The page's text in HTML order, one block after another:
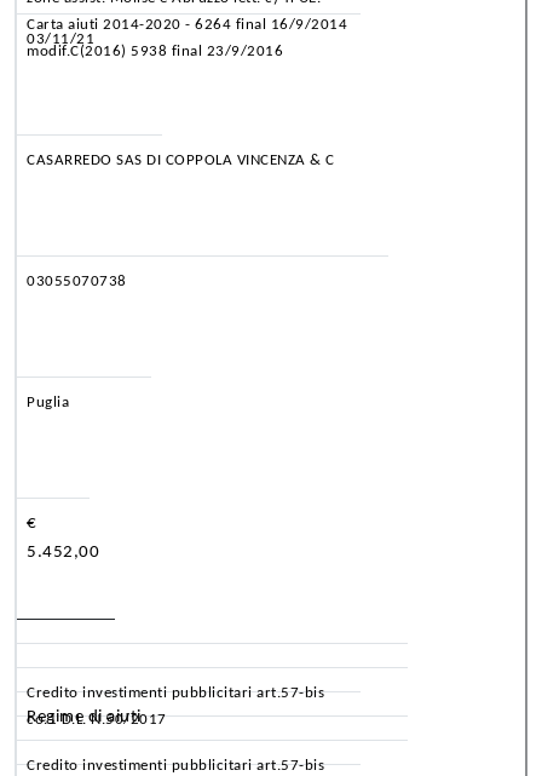
Carta aiuti 2014-2020 - 6264 final 16/9/2014
modif.C(2016) 5938 final 23/9/2016
03/11/21
CASARREDO SAS DI COPPOLA VINCENZA & C
03055070738
Puglia
€
5.452,00
Credito investimenti pubblicitari art.57-bis
co.1 D.L. N.50/2017
Regime di aiuti
Credito investimenti pubblicitari art.57-bis